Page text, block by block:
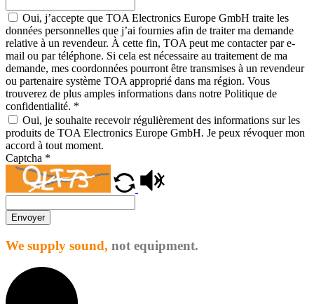
Oui, j’accepte que TOA Electronics Europe GmbH traite les
données personnelles que j’ai fournies afin de traiter ma demande
relative à un revendeur. À cette fin, TOA peut me contacter par e-
mail ou par téléphone. Si cela est nécessaire au traitement de ma
demande, mes coordonnées pourront être transmises à un revendeur
ou partenaire système TOA approprié dans ma région. Vous
trouverez de plus amples informations dans notre Politique de
confidentialité. *
Oui, je souhaite recevoir régulièrement des informations sur les
produits de TOA Electronics Europe GmbH. Je peux révoquer mon
accord à tout moment.
Captcha *
Envoyer
We supply sound, not equipment.